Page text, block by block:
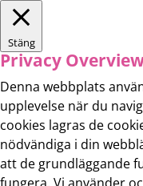
Stäng
Privacy
Denna webbplats
upplevelse när du
cookies lagras de
nödvändiga i din
att de grundläggande